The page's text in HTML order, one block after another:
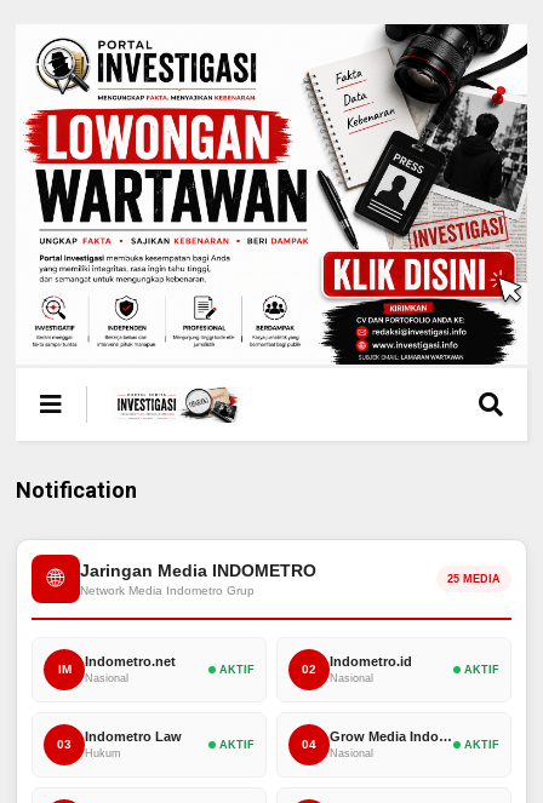
Notification
🌐 Jaringan Media INDOMETRO
Network Media Indometro Grup
25 MEDIA
IM
Indometro.net
Nasional
AKTIF 02
Indometro.id
Nasional
AKTIF
03
Indometro Law
Hukum
AKTIF 04
Grow Media Indonesia
Nasional
AKTIF